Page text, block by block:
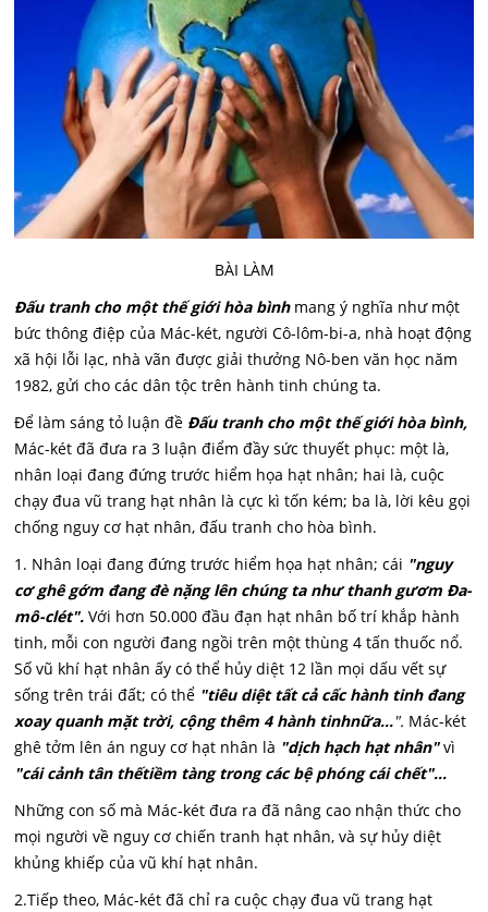
BÀI LÀM
Đấu tranh cho một thế giới hòa bình mang ý nghĩa như một
bức thông điệp của Mác-két, người Cô-lôm-bi-a, nhà hoạt động
xã hội lỗi lạc, nhà vãn được giải thưởng Nô-ben văn học năm
1982, gửi cho các dân tộc trên hành tinh chúng ta.
Để làm sáng tỏ luận đề Đấu tranh cho một thế giới hòa bình,
Mác-két đã đưa ra 3 luận điểm đầy sức thuyết phục: một là,
nhân loại đang đứng trước hiểm họa hạt nhân; hai là, cuộc
chạy đua vũ trang hạt nhân là cực kì tốn kém; ba là, lời kêu gọi
chống nguy cơ hạt nhân, đấu tranh cho hòa bình.
1. Nhân loại đang đứng trước hiểm họa hạt nhân; cái "nguy
cơ ghê gớm đang đè nặng lên chúng ta như thanh gươm Đa-
mô-clét". Với hơn 50.000 đầu đạn hạt nhân bố trí khắp hành
tinh, mỗi con người đang ngồi trên một thùng 4 tấn thuốc nổ.
Số vũ khí hạt nhân ấy có thể hủy diệt 12 lần mọi dấu vết sự
sống trên trái đất; có thể "tiêu diệt tất cả cấc hành tinh đang
xoay quanh mặt trời, cộng thêm 4 hành tinhnữa...". Mác-két
ghê tởm lên án nguy cơ hạt nhân là "dịch hạch hạt nhân" vì
"cái cảnh tân thếtiềm tàng trong các bệ phóng cái chết"...
Những con số mà Mác-két đưa ra đã nâng cao nhận thức cho
mọi người về nguy cơ chiến tranh hạt nhân, và sự hủy diệt
khủng khiếp của vũ khí hạt nhân.
2.Tiếp theo, Mác-két đã chỉ ra cuộc chạy đua vũ trang hạt